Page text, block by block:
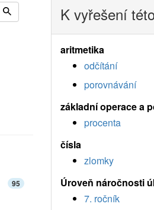
K vyřešení
aritmetika
odčítání
porovnávání
základní operace a
procenta
čísla
zlomky
Úroveň náročnosti
7. ročník
95